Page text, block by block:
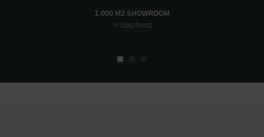
1.000 M2 SHOWROOM
in Staphorst